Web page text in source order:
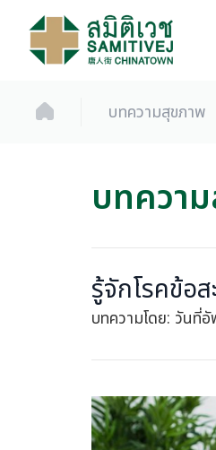
บทความสุขภาพ
บทควา
รู้จักโรคข้อ
บทความโดย: วันที่อั